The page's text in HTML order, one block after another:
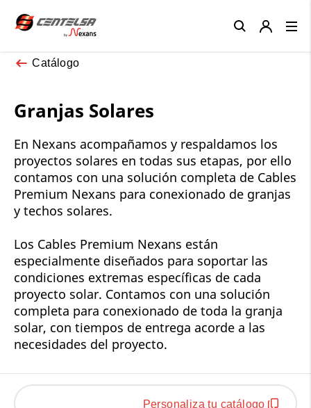
Catálogo
Granjas Solares
En Nexans acompañamos y respaldamos los
proyectos solares en todas sus etapas, por ello
contamos con una solución completa de Cables
Premium Nexans para conexionado de granjas
y techos solares.
Los Cables Premium Nexans están
especialmente diseñados para soportar las
condiciones extremas específicas de cada
proyecto solar. Contamos con una solución
completa para conexionado de toda la granja
solar, con tiempos de entrega acorde a las
necesidades del proyecto.
Personaliza tu catálogo
Close